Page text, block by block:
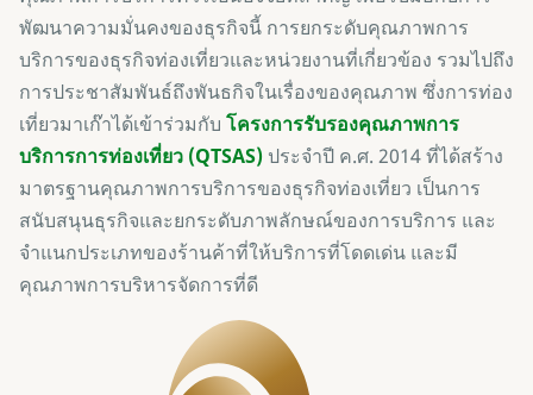
พัฒนาความมั่นคงของธุรกิจนี้ การยกระดับคุณภาพการ
บริการของธุรกิจท่องเที่ยวและหน่วยงานที่เกี่ยวข้อง รวมไปถึง
การประชาสัมพันธ์ถึงพันธกิจในเรื่องของคุณภาพ ซึ่งการท่อง
เที่ยวมาเก๊าได้เข้าร่วมกับ โครงการรับรองคุณภาพการ
บริการการท่องเที่ยว (QTSAS) ประจำปี ค.ศ. 2014 ที่ได้สร้าง
มาตรฐานคุณภาพการบริการของธุรกิจท่องเที่ยว เป็นการ
สนับสนุนธุรกิจและยกระดับภาพลักษณ์ของการบริการ และ
จำแนกประเภทของร้านค้าที่ให้บริการที่โดดเด่น และมี
คุณภาพการบริหารจัดการที่ดี